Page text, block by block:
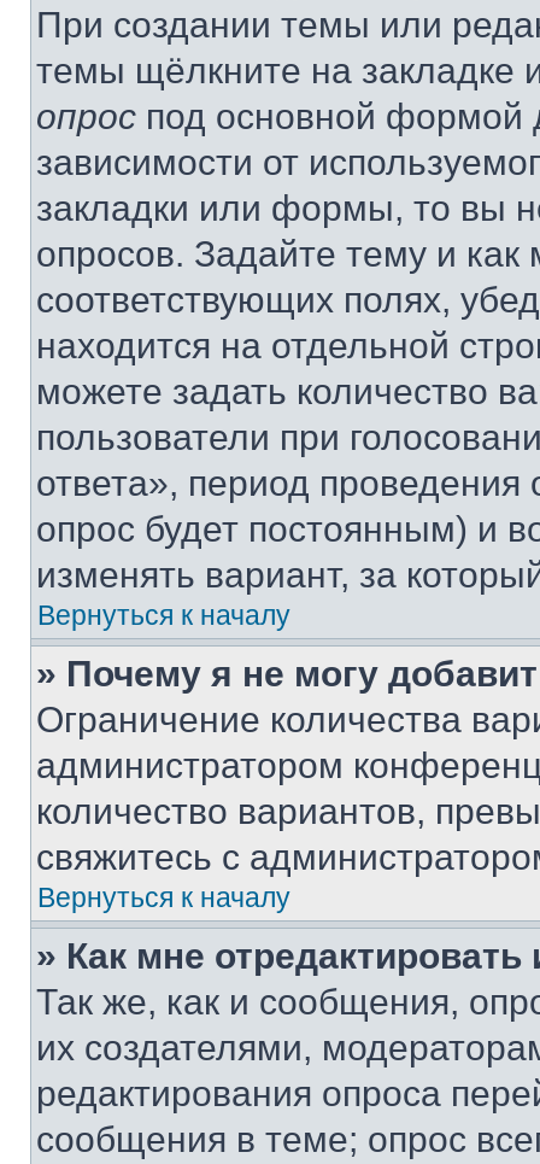
При создании темы или
темы щёлкните на
опрос под основной формой
зависимости от
закладки или формы, то вы
опросов. Задайте тему и
соответствующих полях,
находится на отдельной
можете задать количество
пользователи при
ответа», период проведения
опрос будет постоянным) и
изменять вариант, за
Вернуться к началу
» Почему я не могу
Ограничение количества
администратором
количество вариантов,
свяжитесь с
Вернуться к началу
» Как мне
Так же, как и сообщения,
их создателями,
редактирования опроса
сообщения в теме; опрос